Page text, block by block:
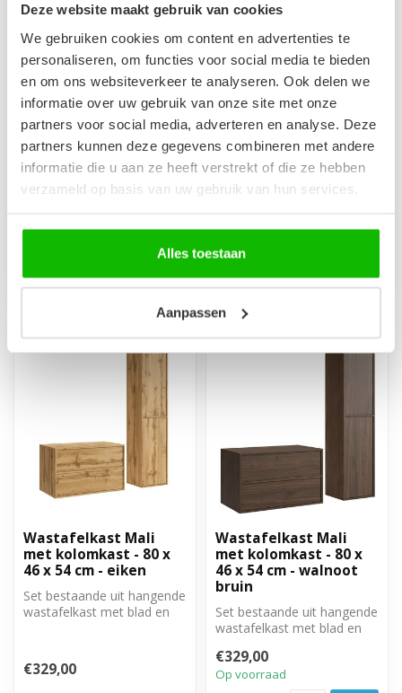
Deze website maakt gebruik van cookies
We gebruiken cookies om content en advertenties te
personaliseren, om functies voor social media te bieden
en om ons websiteverkeer te analyseren. Ook delen we
informatie over uw gebruik van onze site met onze
partners voor social media, adverteren en analyse. Deze
partners kunnen deze gegevens combineren met andere
informatie die u aan ze heeft verstrekt of die ze hebben
verzameld op basis van uw gebruik van hun services.
Alles toestaan
Aanpassen
Wastafelkast Mali - 80
x 46 x 54 cm - eiken
Hangende wastafelkast met
blad, met twee lades.
Wastafelkast Mali - 80
x 46 x 54 cm - walnoot
bruin
Hangende wastafelkast met
blad, met twee lades.
€179,00
Wastafelkast Mali
met kolomkast - 80 x
46 x 54 cm - eiken
Set bestaande uit hangende
wastafelkast met blad en
€329,00
Wastafelkast Mali
met kolomkast - 80 x
46 x 54 cm - walnoot
bruin
Set bestaande uit hangende
wastafelkast met blad en
wastafelka...
€329,00
Op voorraad